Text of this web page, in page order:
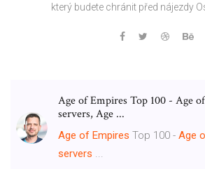
který budete chránit před nájezdy
Age of Empires Top 100 - Age
servers, Age ...
Age of Empires Top 100 - Age
servers ...